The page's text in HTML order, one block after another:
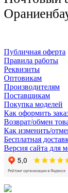
Публичная оферта
Правила работы
Реквизиты
Оптовикам
Производителям
Поставщикам
Покупка моделей
Как оформить
Возврат/обмен
Как изменить/
Бесплатная
Версия сайта для